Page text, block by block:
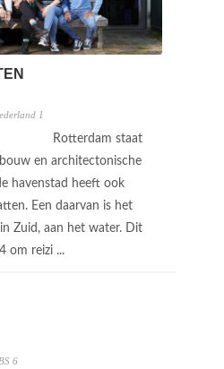
1
Rotterdam staat
en architectonische
havenstad heeft ook
Een daarvan is het
Zuid, aan het water. Dit
om reizi ...
6